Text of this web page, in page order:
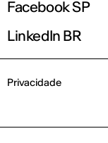
Facebook SP
LinkedIn BR
Privacidade